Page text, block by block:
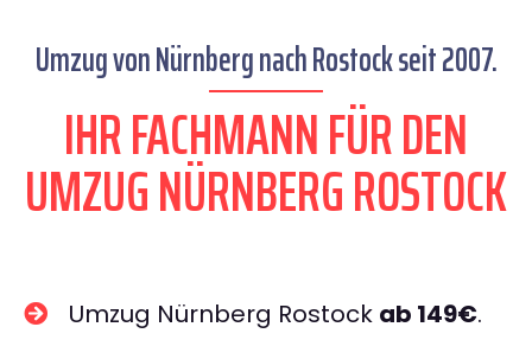
Umzug von Nürnberg nach Rostock seit 2007.
IHR FACHMANN FÜR DEN
UMZUG NÜRNBERG ROSTOCK
Umzug Nürnberg Rostock ab 149€.